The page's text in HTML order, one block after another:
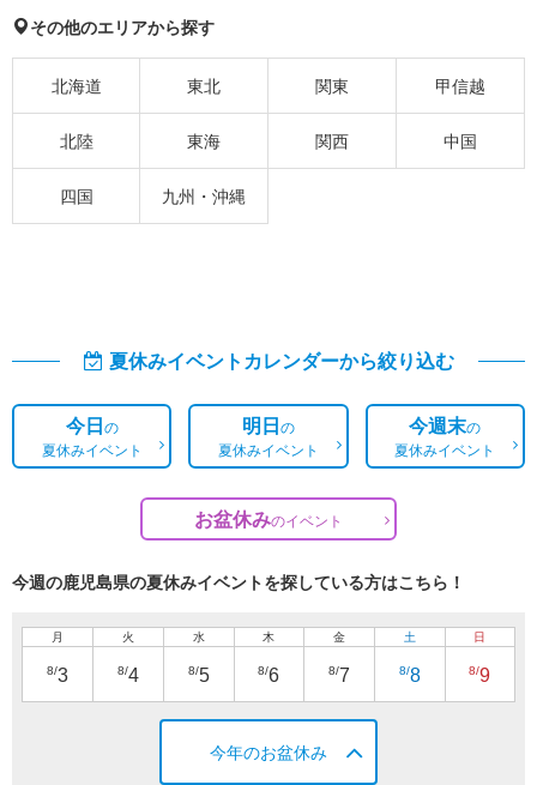
その他のエリアから探す
北海道 東北 関東 甲信越
北陸 東海 関西 中国
四国 九州・沖縄
夏休みイベントカレンダーから絞り込む
今日の
夏休みイベント
明日の
夏休みイベント
今週末の
夏休みイベント
お盆休みのイベント
今週の鹿児島県の夏休みイベントを探している方はこちら！
月
8/3
火
8/4
水
8/5
木
8/6
金
8/7
土
8/8
日
8/9
今年のお盆休み